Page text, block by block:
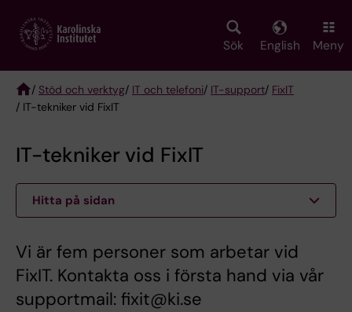
main
Sök English Meny
Breadcrumb
/ Stöd och verktyg/ IT och telefoni/ IT-support/ FixIT
/ IT-tekniker vid FixIT
IT-tekniker vid FixIT
Hitta på sidan
Vi är fem personer som arbetar vid
FixIT. Kontakta oss i första hand via vår
supportmail: fixit@ki.se